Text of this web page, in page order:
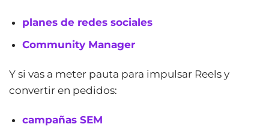
planes de redes sociales
Community Manager
Y si vas a meter pauta para impulsar Reels y
convertir en pedidos:
campañas SEM